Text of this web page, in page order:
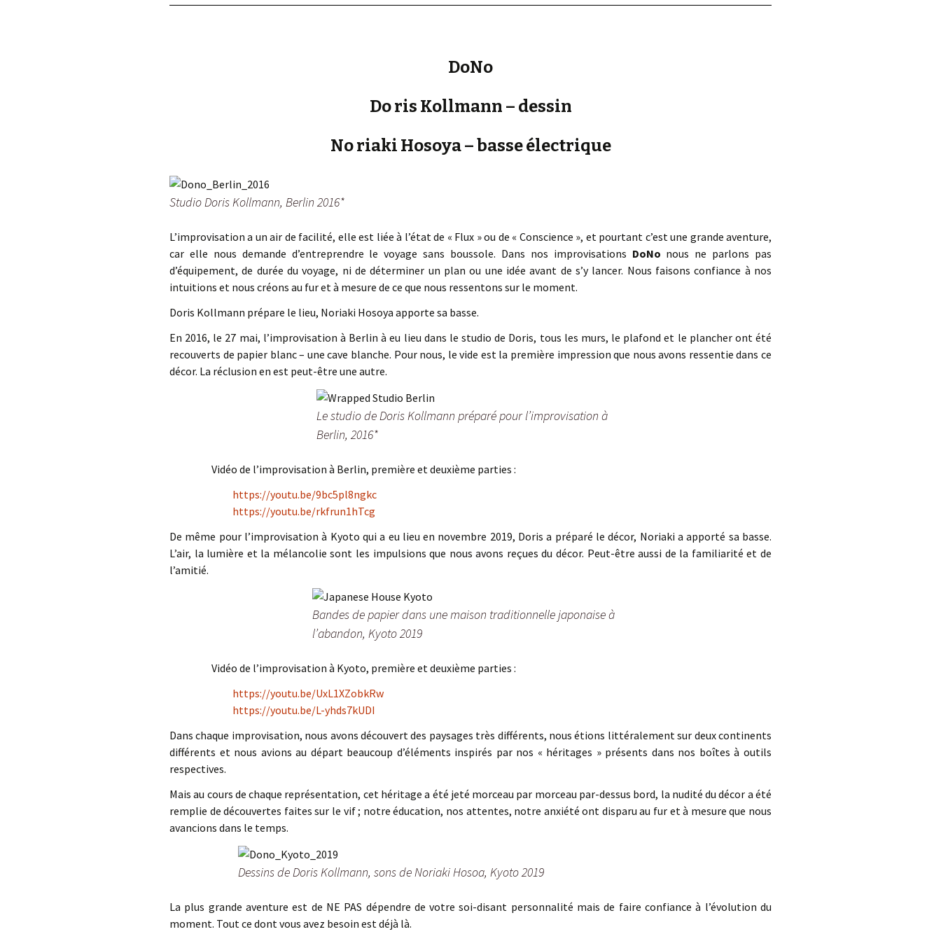
DoNo
Do ris Kollmann – dessin
No riaki Hosoya – basse électrique
Studio Doris Kollmann, Berlin 2016*
L’improvisation a un air de facilité, elle est liée à l’état de « Flux » ou de « Conscience », et pourtant c’est une grande aventure,
car elle nous demande d’entreprendre le voyage sans boussole. Dans nos improvisations DoNo nous ne parlons pas
d’équipement, de durée du voyage, ni de déterminer un plan ou une idée avant de s’y lancer. Nous faisons confiance à nos
intuitions et nous créons au fur et à mesure de ce que nous ressentons sur le moment.
Doris Kollmann prépare le lieu, Noriaki Hosoya apporte sa basse.
En 2016, le 27 mai, l’improvisation à Berlin à eu lieu dans le studio de Doris, tous les murs, le plafond et le plancher ont été
recouverts de papier blanc – une cave blanche. Pour nous, le vide est la première impression que nous avons ressentie dans ce
décor. La réclusion en est peut-être une autre.
Le studio de Doris Kollmann préparé pour l’improvisation à
Berlin, 2016*
Vidéo de l’improvisation à Berlin, première et deuxième parties :
https://youtu.be/9bc5pl8ngkc
https://youtu.be/rkfrun1hTcg
De même pour l’improvisation à Kyoto qui a eu lieu en novembre 2019, Doris a préparé le décor, Noriaki a apporté sa basse.
L’air, la lumière et la mélancolie sont les impulsions que nous avons reçues du décor. Peut-être aussi de la familiarité et de
l’amitié.
Bandes de papier dans une maison traditionnelle japonaise à
l’abandon, Kyoto 2019
Vidéo de l’improvisation à Kyoto, première et deuxième parties :
https://youtu.be/UxL1XZobkRw
https://youtu.be/L-yhds7kUDI
Dans chaque improvisation, nous avons découvert des paysages très différents, nous étions littéralement sur deux continents
différents et nous avions au départ beaucoup d’éléments inspirés par nos « héritages » présents dans nos boîtes à outils
respectives.
Mais au cours de chaque représentation, cet héritage a été jeté morceau par morceau par-dessus bord, la nudité du décor a été
remplie de découvertes faites sur le vif ; notre éducation, nos attentes, notre anxiété ont disparu au fur et à mesure que nous
avancions dans le temps.
Dessins de Doris Kollmann, sons de Noriaki Hosoa, Kyoto 2019
La plus grande aventure est de NE PAS dépendre de votre soi-disant personnalité mais de faire confiance à l’évolution du
moment. Tout ce dont vous avez besoin est déjà là.